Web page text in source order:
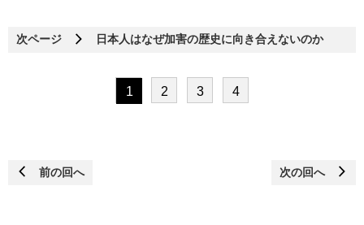
次ページ 日本人はなぜ加害の歴史に向き合えないのか
1 2 3 4
前の回へ 次の回へ